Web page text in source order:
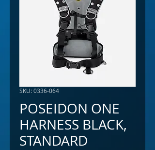
SKU: 0336-064
POSEIDON ONE
HARNESS BLACK,
STANDARD